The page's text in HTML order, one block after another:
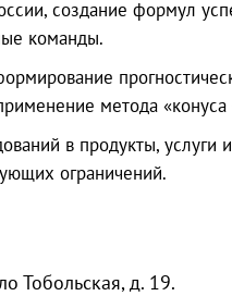
создание формул
команды.
метода
в продукты,
ограничений.
Тобольская, д. 19.